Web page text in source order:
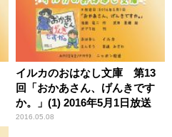
イルカのおはなし文庫 第13
回「おかあさん、げんきです
か。」(1) 2016年5月1日放送
2016.05.08